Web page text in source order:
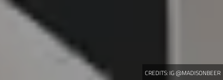
CREDITS: IG @MADISONBEER